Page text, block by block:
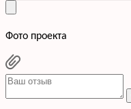
Фото проекта